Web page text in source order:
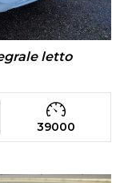
letto
39000